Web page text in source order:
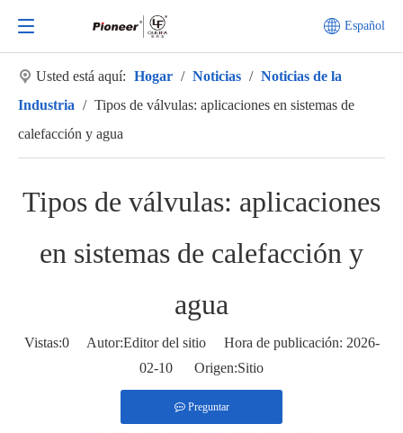
Español
Usted está aquí: Hogar / Noticias / Noticias de la
Industria / Tipos de válvulas: aplicaciones en sistemas de
calefacción y agua
Tipos de válvulas: aplicaciones
en sistemas de calefacción y
agua
Vistas:0Autor:Editor del sitio Hora de publicación: 2026-
02-10 Origen:Sitio
Preguntar